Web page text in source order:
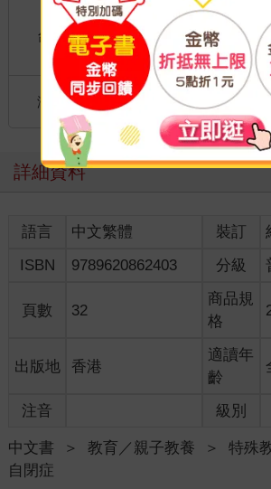
台灣
國內宅配：本島、離島
到店取貨：
不限金額免運費
海外
國際快遞：全球
港澳店取：
詳細資料
語言 中文繁體 裝訂
ISBN
9789620862403 分級
頁數 32
商品規
格
出版地 香港
適讀年
齡
注音 級別
中文書 ＞ 教育／親子教養 ＞ 特殊
自閉症